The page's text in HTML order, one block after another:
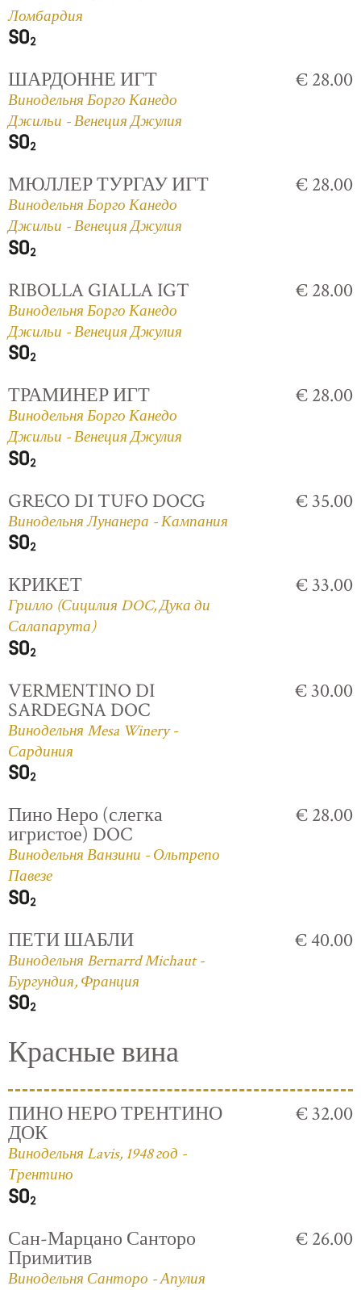
Ломбардия
ШАРДОННЕ ИГТ
Винодельня Борго Канедо
Джильи - Венеция Джулия
€ 28.00
МЮЛЛЕР ТУРГАУ ИГТ
Винодельня Борго Канедо
Джильи - Венеция Джулия
€ 28.00
RIBOLLA GIALLA IGT
Винодельня Борго Канедо
Джильи - Венеция Джулия
€ 28.00
ТРАМИНЕР ИГТ
Винодельня Борго Канедо
Джильи - Венеция Джулия
€ 28.00
GRECO DI TUFO DOCG
Винодельня Лунанера - Кампания
€ 35.00
КРИКЕТ
Грилло (Сицилия DOC, Дука ди
Салапарута)
€ 33.00
VERMENTINO DI
SARDEGNA DOC
Винодельня Mesa Winery -
Сардиния
€ 30.00
Пино Неро (слегка
игристое) DOC
Винодельня Ванзини - Ольтрепо
Павезе
€ 28.00
ПЕТИ ШАБЛИ
Винодельня Bernarrd Michaut -
Бургундия, Франция
€ 40.00
Красные вина
ПИНО НЕРО ТРЕНТИНО
ДОК
Винодельня Lavis, 1948 год -
Трентино
€ 32.00
Сан-Марцано Санторо
Примитив
Винодельня Санторо - Апулия
€ 26.00